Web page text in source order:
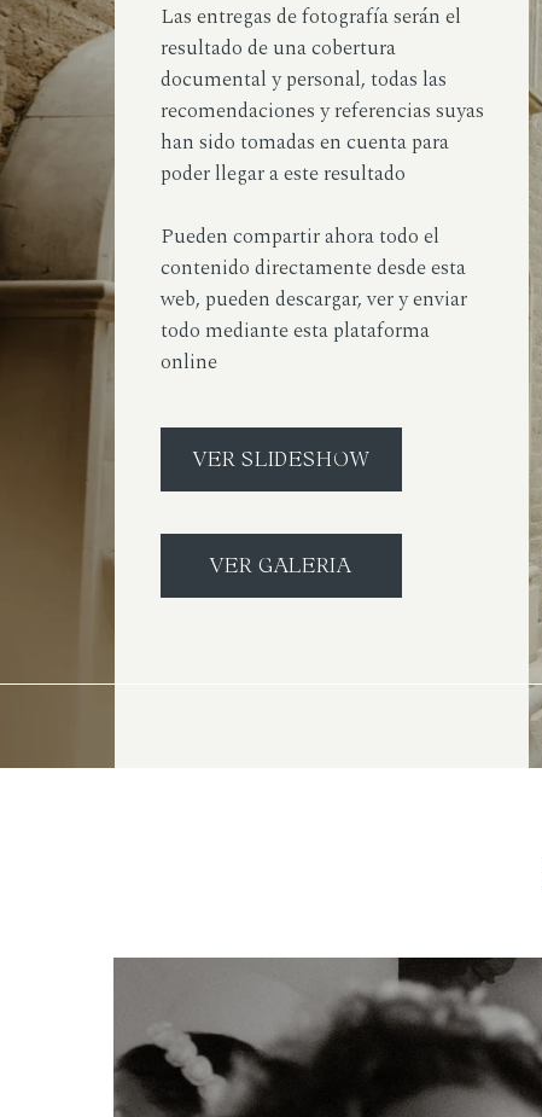
Las entregas de fotografía serán el
resultado de una cobertura
documental y personal, todas las
recomendaciones y referencias suyas
han sido tomadas en cuenta para
poder llegar a este resultado
Pueden compartir ahora todo el
contenido directamente desde esta
web, pueden descargar, ver y enviar
todo mediante esta plataforma
online
VER SLIDESHOW
VER GALERIA